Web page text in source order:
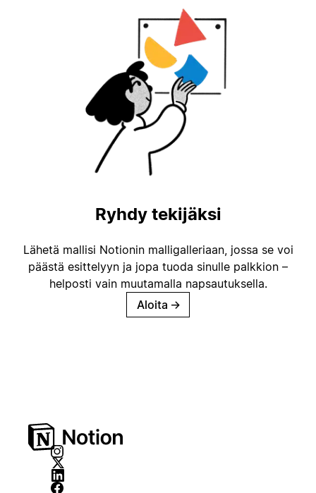
Ryhdy tekijäksi
Lähetä mallisi Notionin malligalleriaan, jossa se voi
päästä esittelyyn ja jopa tuoda sinulle palkkion –
helposti vain muutamalla napsautuksella.
Aloita →